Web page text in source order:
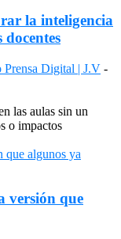
la inteligencia
Prensa Digital | J.V -
las aulas sin un
o impactos
versión que